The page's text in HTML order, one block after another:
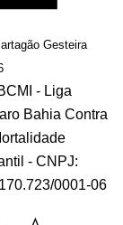
Gesteira
- Liga
Bahia Contra
- CNPJ:
0001-06